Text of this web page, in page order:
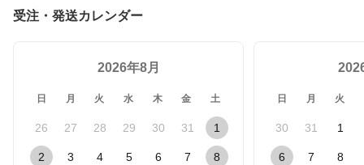
受注・発送カレンダー
2026年8月
日 月 火 水 木 金 土
26 27 28 29 30 31 1
2 3 4 5 6 7 8
日 月 火
30 31 1
6 7 8